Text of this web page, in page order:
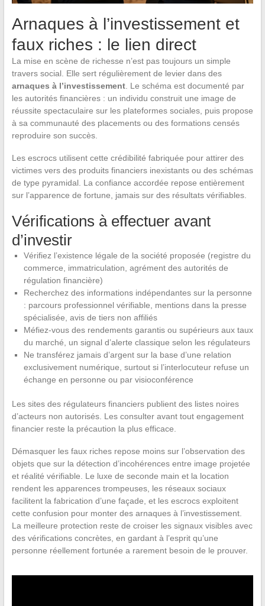
Arnaques à l’investissement et
faux riches : le lien direct
La mise en scène de richesse n’est pas toujours un simple
travers social. Elle sert régulièrement de levier dans des
arnaques à l’investissement. Le schéma est documenté par
les autorités financières : un individu construit une image de
réussite spectaculaire sur les plateformes sociales, puis propose
à sa communauté des placements ou des formations censés
reproduire son succès.
Les escrocs utilisent cette crédibilité fabriquée pour attirer des
victimes vers des produits financiers inexistants ou des schémas
de type pyramidal. La confiance accordée repose entièrement
sur l’apparence de fortune, jamais sur des résultats vérifiables.
Vérifications à effectuer avant
d’investir
Vérifiez l’existence légale de la société proposée (registre du
commerce, immatriculation, agrément des autorités de
régulation financière)
Recherchez des informations indépendantes sur la personne
: parcours professionnel vérifiable, mentions dans la presse
spécialisée, avis de tiers non affiliés
Méfiez-vous des rendements garantis ou supérieurs aux taux
du marché, un signal d’alerte classique selon les régulateurs
Ne transférez jamais d’argent sur la base d’une relation
exclusivement numérique, surtout si l’interlocuteur refuse un
échange en personne ou par visioconférence
Les sites des régulateurs financiers publient des listes noires
d’acteurs non autorisés. Les consulter avant tout engagement
financier reste la précaution la plus efficace.
Démasquer les faux riches repose moins sur l’observation des
objets que sur la détection d’incohérences entre image projetée
et réalité vérifiable. Le luxe de seconde main et la location
rendent les apparences trompeuses, les réseaux sociaux
facilitent la fabrication d’une façade, et les escrocs exploitent
cette confusion pour monter des arnaques à l’investissement.
La meilleure protection reste de croiser les signaux visibles avec
des vérifications concrètes, en gardant à l’esprit qu’une
personne réellement fortunée a rarement besoin de le prouver.